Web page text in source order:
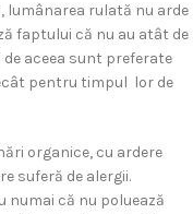
lumânarea rulată nu arde
faptului că nu au atât de
aceea sunt preferate
pentru timpul lor de
organice, cu ardere
suferă de alergii.
numai că nu poluează